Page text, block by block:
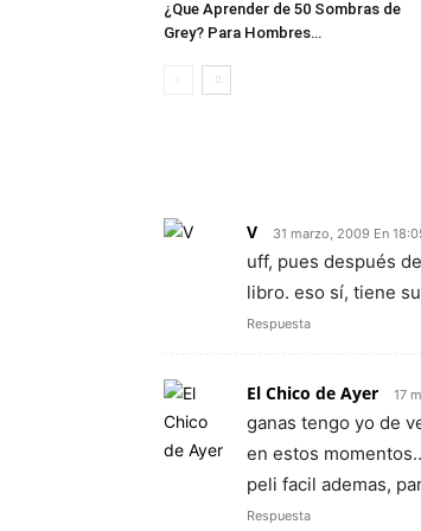
¿Que Aprender de 50 Sombras de
Grey? Para Hombres…
V 31 marzo, 2009 En
uff, pues después
libro. eso sí, tiene
Respuesta
El Chico de Ayer 17
ganas tengo yo de
en estos
peli facil ademas,
Respuesta